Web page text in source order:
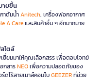
ายขึ้น
าต้มน้ำAnitech, เครื่องฟอกอากาศ
A Careและสินค้าอื่น ๆ อีกมากมาย
ไตล์
ยมมาให้คุณเลือกสรร เพื่อตอบโจทย์
กสารNEOเพื่อความปลอดภัยของ
ดไร้สายเมาส์คอมโบGEEZERที่ช่วย